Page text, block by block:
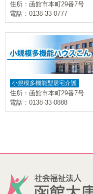
住所：函館市本町29番7号
電話：0138-33-0777
小規模多機能型居宅介護
住所：函館市本町29番7号
電話：0138-33-0888